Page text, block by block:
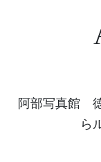
阿部写真館
ら